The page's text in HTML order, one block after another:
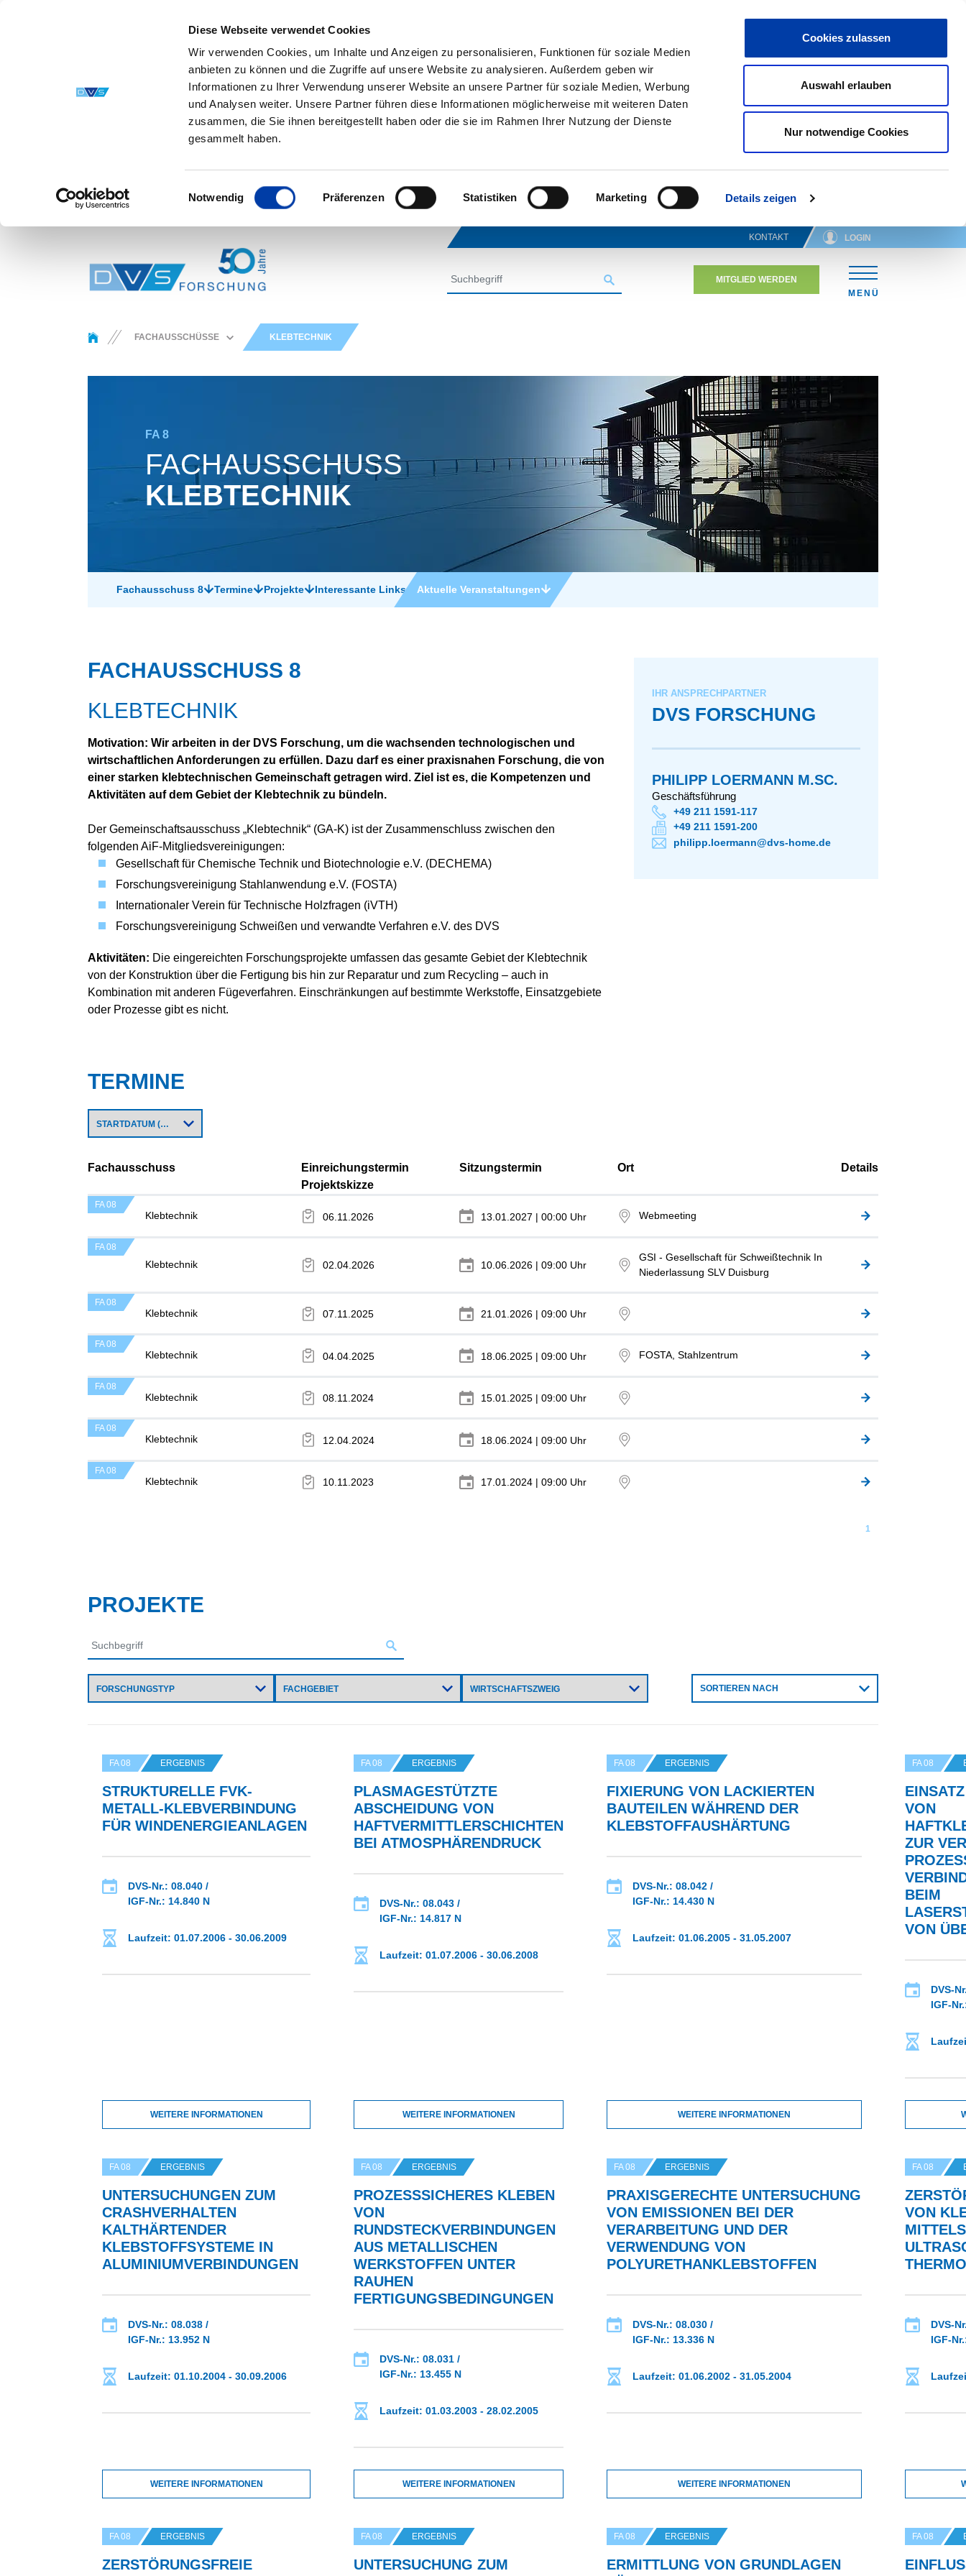
Diese Webseite verwendet Cookies
Wir verwenden Cookies, um Inhalte und Anzeigen zu personalisieren, Funktionen für soziale Medien
anbieten zu können und die Zugriffe auf unsere Website zu analysieren. Außerdem geben wir
Informationen zu Ihrer Verwendung unserer Website an unsere Partner für soziale Medien, Werbung
und Analysen weiter. Unsere Partner führen diese Informationen möglicherweise mit weiteren Daten
zusammen, die Sie ihnen bereitgestellt haben oder die sie im Rahmen Ihrer Nutzung der Dienste
gesammelt haben.
Einwilligungsauswahl
Notwendig Präferenzen Statistiken Marketing Details zeigen
Cookies zulassen
Auswahl erlauben
Nur notwendige Cookies
KONTAKT LOGIN
SUCHEN
MITGLIED WERDEN
MENÜ
You are here:FACHAUSSCHÜSSE
TECHNIK
WIDERSTANDS­SCHWEISSEN
SONDER­SCHWEISS­V
ERFAHREN
KONSTRUKTION UND
KUNSTSTOFF-FÜGEN
SCHNEIDTECHNIK
UNTERWASSER­TECHNIK
KLEB­TECHNIK
FA 8
FACHAUSSCHUSS
KLEBTECHNIK
Fachausschuss 8 Termine Projekte Interessante Links Aktuelle Veranstaltungen
FACHAUSSCHUSS 8
KLEBTECHNIK
Motivation: Wir arbeiten in der DVS Forschung, um die wachsenden technologischen und
wirtschaftlichen Anforderungen zu erfüllen. Dazu darf es einer praxisnahen Forschung, die von
einer starken klebtechnischen Gemeinschaft getragen wird. Ziel ist es, die Kompetenzen und
Aktivitäten auf dem Gebiet der Klebtechnik zu bündeln.
Der Gemeinschaftsausschuss „Klebtechnik“ (GA-K) ist der Zusammenschluss zwischen den
folgenden AiF-Mitgliedsvereinigungen:
Gesellschaft für Chemische Technik und Biotechnologie e.V. (DECHEMA)
Forschungsvereinigung Stahlanwendung e.V. (FOSTA)
Internationaler Verein für Technische Holzfragen (iVTH)
Forschungsvereinigung Schweißen und verwandte Verfahren e.V. des DVS
Aktivitäten: Die eingereichten Forschungsprojekte umfassen das gesamte Gebiet der Klebtechnik
von der Konstruktion über die Fertigung bis hin zur Reparatur und zum Recycling – auch in
Kombination mit anderen Fügeverfahren. Einschränkungen auf bestimmte Werkstoffe, Einsatzgebiete
oder Prozesse gibt es nicht.
IHR ANSPRECHPARTNER
DVS FORSCHUNG
PHILIPP LOERMANN M.SC.
Geschäftsführung
+49 211 1591-117
+49 211 1591-200
philipp.loermann@dvs-home.de
TERMINE
Fachausschuss
Einreichungstermin
Projektskizze
Sitzungstermin Ort Details
FA 08
Klebtechnik 06.11.2026 13.01.2027 | 00:00 Uhr Webmeeting
FA 08
Klebtechnik 02.04.2026 10.06.2026 | 09:00 Uhr
GSI - Gesellschaft für Schweißtechnik In
Niederlassung SLV Duisburg
FA 08
Klebtechnik 07.11.2025 21.01.2026 | 09:00 Uhr
FA 08
Klebtechnik 04.04.2025 18.06.2025 | 09:00 Uhr FOSTA, Stahlzentrum
FA 08
Klebtechnik 08.11.2024 15.01.2025 | 09:00 Uhr
FA 08
Klebtechnik 12.04.2024 18.06.2024 | 09:00 Uhr
FA 08
Klebtechnik 10.11.2023 17.01.2024 | 09:00 Uhr
1
PROJEKTE
SORTIEREN NACH
FA 08 ERGEBNIS
STRUKTURELLE FVK-
METALL-KLEBVERBINDUNG
FÜR WINDENERGIEANLAGEN
DVS-Nr.: 08.040 /
IGF-Nr.: 14.840 N
Laufzeit: 01.07.2006 - 30.06.2009
WEITERE INFORMATIONEN
FA 08 ERGEBNIS
PLASMAGESTÜTZTE
ABSCHEIDUNG VON
HAFTVERMITTLERSCHICHTEN
BEI ATMOSPHÄRENDRUCK
DVS-Nr.: 08.043 /
IGF-Nr.: 14.817 N
Laufzeit: 01.07.2006 - 30.06.2008
WEITERE INFORMATIONEN
FA 08 ERGEBNIS
FIXIERUNG VON LACKIERTEN
BAUTEILEN WÄHREND DER
KLEBSTOFFAUSHÄRTUNG
DVS-Nr.: 08.042 /
IGF-Nr.: 14.430 N
Laufzeit: 01.06.2005 - 31.05.2007
WEITERE INFORMATIONEN
FA 08
VON
ZUR
BEIM
ON
DVS-
IGF-
FA 08 ERGEBNIS
UNTERSUCHUNGEN ZUM
CRASHVERHALTEN
KALTHÄRTENDER
KLEBSTOFFSYSTEME IN
ALUMINIUMVERBINDUNGEN
DVS-Nr.: 08.038 /
IGF-Nr.: 13.952 N
Laufzeit: 01.10.2004 - 30.09.2006
WEITERE INFORMATIONEN
FA 08 ERGEBNIS
PROZESSSICHERES KLEBEN V
ON R
UNDSTECKVERBINDUNGEN A
US METALLISCHEN W
ERKSTOFFEN UNTER R
AUHEN F
ERTIGUNGSBEDINGUNGEN
DVS-Nr.: 08.031 /
IGF-Nr.: 13.455 N
Laufzeit: 01.03.2003 - 28.02.2005
WEITERE INFORMATIONEN
FA 08 ERGEBNIS
PRAXISGERECHTE UNTERSUCHUNG
VON EMISSIONEN BEI DER
VERARBEITUNG UND DER
VERWENDUNG VON
POLYURETHANKLEBSTOFFEN
DVS-Nr.: 08.030 /
IGF-Nr.: 13.336 N
Laufzeit: 01.06.2002 - 31.05.2004
WEITERE INFORMATIONEN
FA 08
VON
DVS-
IGF-
FA 08 ERGEBNIS
ZERSTÖRUNGSFREIE
FA 08 ERGEBNIS
UNTERSUCHUNG ZUM
FA 08 ERGEBNIS
ERMITTLUNG VON GRUNDLAGEN
FA 08